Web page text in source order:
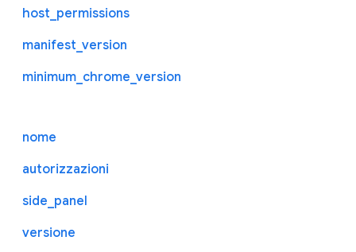
host_permissions
manifest_version
minimum_chrome_version
nome
autorizzazioni
side_panel
versione